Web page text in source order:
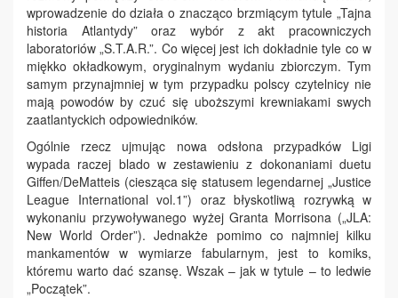
wprowadzenie do działa o znacząco brzmiącym tytule „Tajna
historia Atlantydy” oraz wybór z akt pracowniczych
laboratoriów „S.T.A.R.”. Co więcej jest ich dokładnie tyle co w
miękko okładkowym, oryginalnym wydaniu zbiorczym. Tym
samym przynajmniej w tym przypadku polscy czytelnicy nie
mają powodów by czuć się uboższymi krewniakami swych
zaatlantyckich odpowiedników.
Ogólnie rzecz ujmując nowa odsłona przypadków Ligi
wypada raczej blado w zestawieniu z dokonaniami duetu
Giffen/DeMatteis (ciesząca się statusem legendarnej „Justice
League International vol.1”) oraz błyskotliwą rozrywką w
wykonaniu przywoływanego wyżej Granta Morrisona („JLA:
New World Order”). Jednakże pomimo co najmniej kilku
mankamentów w wymiarze fabularnym, jest to komiks,
któremu warto dać szansę. Wszak – jak w tytule – to ledwie
„Początek”.